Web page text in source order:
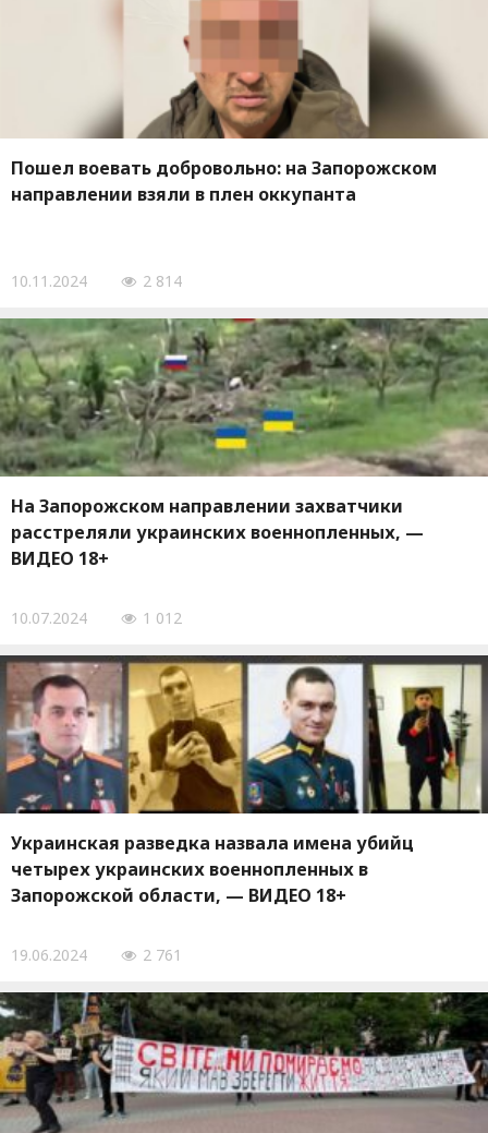
Пошел воевать добровольно: на Запорожском
направлении взяли в плен оккупанта
10.11.2024 2 814
На Запорожском направлении захватчики
расстреляли украинских военнопленных, —
ВИДЕО 18+
10.07.2024 1 012
Украинская разведка назвала имена убийц
четырех украинских военнопленных в
Запорожской области, — ВИДЕО 18+
19.06.2024 2 761